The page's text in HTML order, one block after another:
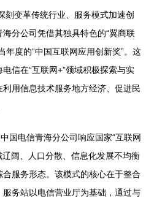
刻变革传统行业、服务模式加速创
分公司凭借其独具特色的“翼商联
年度的“中国互联网应用创新奖”。这
信在“互联网+”领域积极探索与实
用信息技术服务地方经济、促进民
国电信青海分公司响应国家“互联网
阔、人口分散、信息化发展不均衡
服务形态。该模式的核心在于整合
务站以电信营业厅为基础，通过与